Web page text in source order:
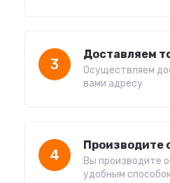
3
Доставляем
Осуществляем
вами адресу
4
Производите
Вы производите
удобным